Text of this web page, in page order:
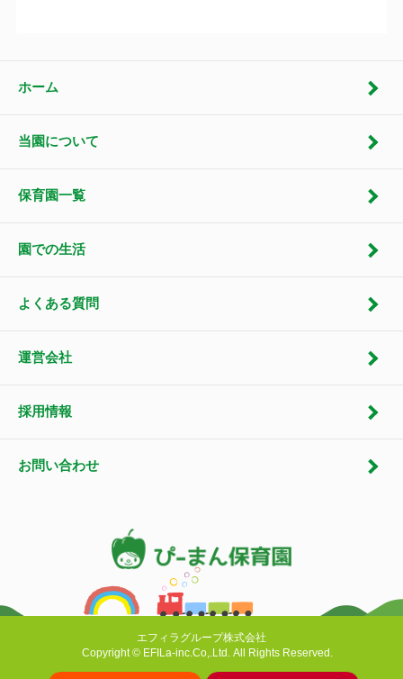
ホーム
当園について
保育園一覧
園での生活
よくある質問
運営会社
採用情報
お問い合わせ
エフィラグループ株式会社
Copyright © EFILa-inc.Co,.Ltd. All Rights Reserved.